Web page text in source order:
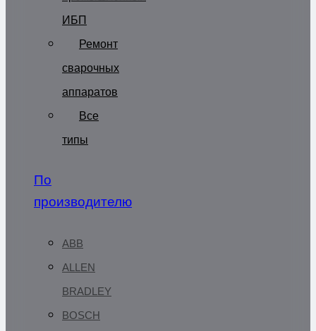
ИБП
Ремонт
сварочных
аппаратов
Все
типы
По
производителю
ABB
ALLEN
BRADLEY
BOSCH